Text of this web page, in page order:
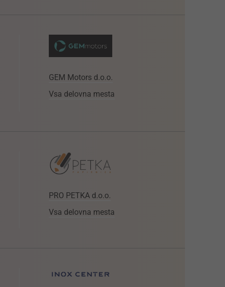
GEM Motors d.o.o.
Vsa delovna mesta
PRO PETKA d.o.o.
Vsa delovna mesta